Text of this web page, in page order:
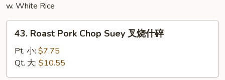
w. White Rice
Roast
Pork
Chop
Suey
43. Roast Pork Chop Suey 叉烧什碎
Pt. 小: $7.75
Qt. 大: $10.55